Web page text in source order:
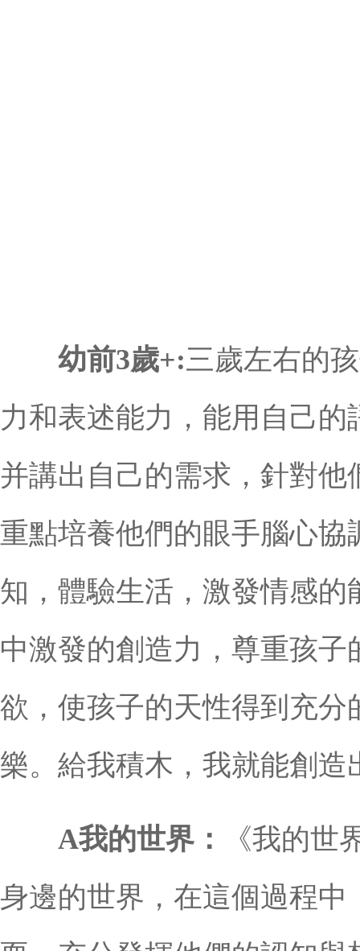
幼前3歲+:三歲左右的
力和表述能力，能用自己
并講出自己的需求，針對
重點培養他們的眼手腦心
知，體驗生活，激發情感
中激發的創造力，尊重孩
欲，使孩子的天性得到充
樂。給我積木，我就能創造
A我的世界：
《我的世
身邊的世界，在這個過程